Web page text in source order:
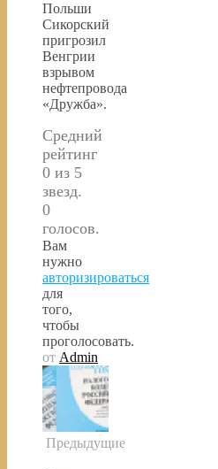
Польши
Сикорский
пригрозил
Венгрии
взрывом
нефтепровода
«Дружба».
Средний
рейтинг
0 из 5
звезд.
0
голосов.
Вам
нужно
авторизироваться
для
того,
чтобы
проголосовать.
от Admin
Предыдущие